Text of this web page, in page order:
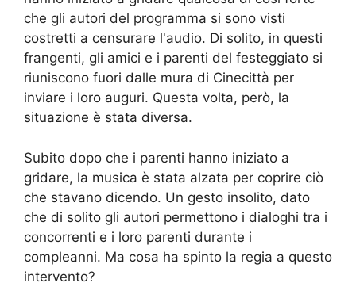
che gli autori del programma si sono visti
costretti a censurare l'audio. Di solito, in questi
frangenti, gli amici e i parenti del festeggiato si
riuniscono fuori dalle mura di Cinecittà per
inviare i loro auguri. Questa volta, però, la
situazione è stata diversa.
Subito dopo che i parenti hanno iniziato a
gridare, la musica è stata alzata per coprire ciò
che stavano dicendo. Un gesto insolito, dato
che di solito gli autori permettono i dialoghi tra i
concorrenti e i loro parenti durante i
compleanni. Ma cosa ha spinto la regia a questo
intervento?